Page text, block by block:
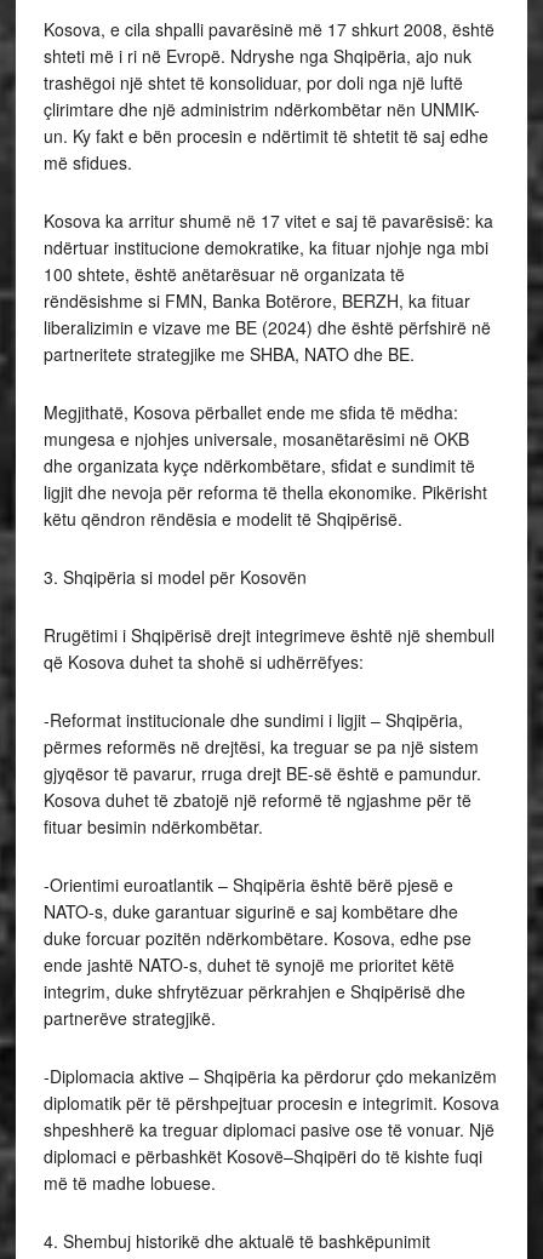
Kosova, e cila shpalli pavarësinë më 17 shkurt 2008, është
shteti më i ri në Evropë. Ndryshe nga Shqipëria, ajo nuk
trashëgoi një shtet të konsoliduar, por doli nga një luftë
çlirimtare dhe një administrim ndërkombëtar nën UNMIK-
un. Ky fakt e bën procesin e ndërtimit të shtetit të saj edhe
më sfidues.
Kosova ka arritur shumë në 17 vitet e saj të pavarësisë: ka
ndërtuar institucione demokratike, ka fituar njohje nga mbi
100 shtete, është anëtarësuar në organizata të
rëndësishme si FMN, Banka Botërore, BERZH, ka fituar
liberalizimin e vizave me BE (2024) dhe është përfshirë në
partneritete strategjike me SHBA, NATO dhe BE.
Megjithatë, Kosova përballet ende me sfida të mëdha:
mungesa e njohjes universale, mosanëtarësimi në OKB
dhe organizata kyçe ndërkombëtare, sfidat e sundimit të
ligjit dhe nevoja për reforma të thella ekonomike. Pikërisht
këtu qëndron rëndësia e modelit të Shqipërisë.
3. Shqipëria si model për Kosovën
Rrugëtimi i Shqipërisë drejt integrimeve është një shembull
që Kosova duhet ta shohë si udhërrëfyes:
-Reformat institucionale dhe sundimi i ligjit – Shqipëria,
përmes reformës në drejtësi, ka treguar se pa një sistem
gjyqësor të pavarur, rruga drejt BE-së është e pamundur.
Kosova duhet të zbatojë një reformë të ngjashme për të
fituar besimin ndërkombëtar.
-Orientimi euroatlantik – Shqipëria është bërë pjesë e
NATO-s, duke garantuar sigurinë e saj kombëtare dhe
duke forcuar pozitën ndërkombëtare. Kosova, edhe pse
ende jashtë NATO-s, duhet të synojë me prioritet këtë
integrim, duke shfrytëzuar përkrahjen e Shqipërisë dhe
partnerëve strategjikë.
-Diplomacia aktive – Shqipëria ka përdorur çdo mekanizëm
diplomatik për të përshpejtuar procesin e integrimit. Kosova
shpeshherë ka treguar diplomaci pasive ose të vonuar. Një
diplomaci e përbashkët Kosovë–Shqipëri do të kishte fuqi
më të madhe lobuese.
4. Shembuj historikë dhe aktualë të bashkëpunimit